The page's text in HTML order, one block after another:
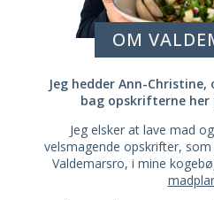
OM
Jeg hedder Ann-
bag opskrifterne her
Jeg elsker at lave mad
velsmagende opskrifter,
Valdemarsro, i mine